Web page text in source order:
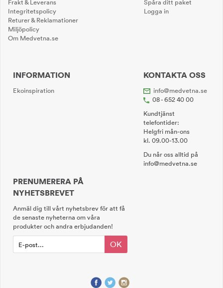
Frakt & Leverans
Integritetspolicy
Returer & Reklamationer
Miljöpolicy
Om Medvetna.se
Spåra ditt paket
Logga in
INFORMATION
Ekoinspiration
KONTAKTA OSS
info@medvetna.se
08 - 652 40 00
Kundtjänst
telefontider:
Helgfri mån-ons
kl. 09.00-13.00
Du når oss alltid på
info@medvetna.se
PRENUMERERA PÅ
NYHETSBREVET
Anmäl dig till vårt nyhetsbrev för att få
de senaste nyheterna om våra
produkter och andra erbjudanden!
OK